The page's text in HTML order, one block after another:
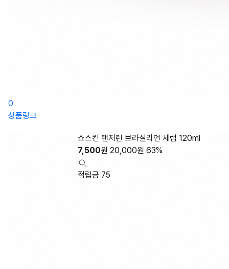
0
상품링크
쇼스킨 탠저린 브라질리언 세럼 120ml
7,500원 20,000원 63%
적립금 75